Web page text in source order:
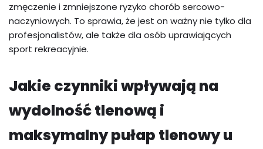
zmęczenie i zmniejszone ryzyko chorób sercowo-
naczyniowych. To sprawia, że jest on ważny nie tylko dla
profesjonalistów, ale także dla osób uprawiających
sport rekreacyjnie.
Jakie czynniki wpływają na
wydolność tlenową i
maksymalny pułap tlenowy u